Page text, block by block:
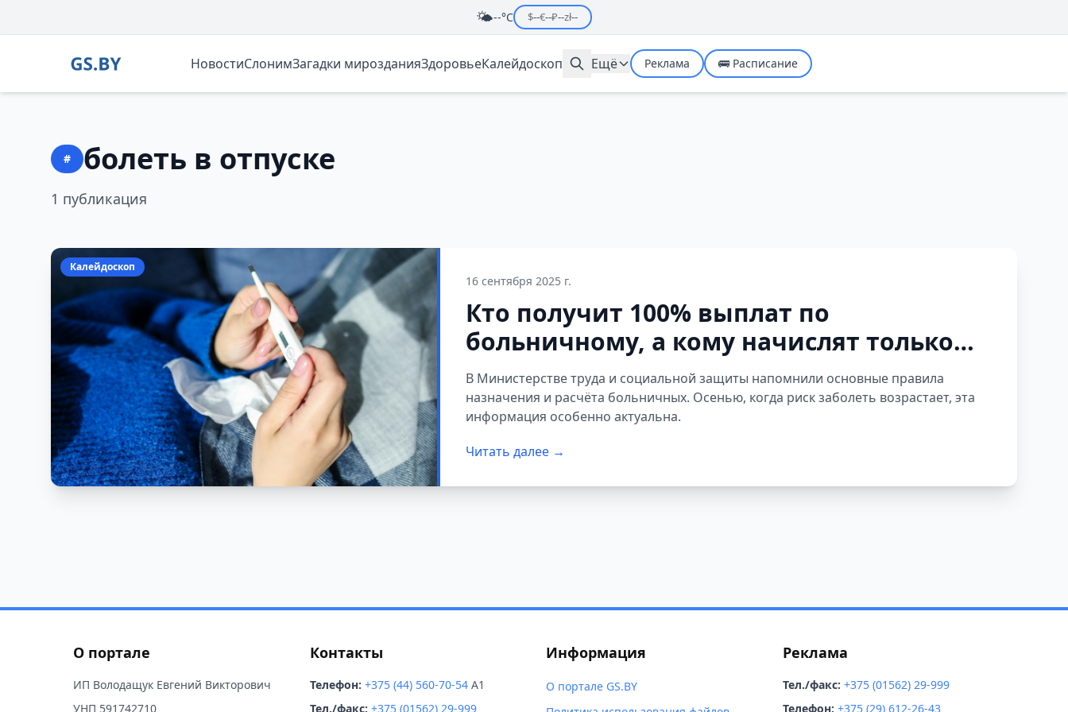
🌤️--°C $--€--₽--zł--
НовостиСлонимЗагадки мирозданияЗдоровьеКалейдоскоп Ещё Реклама 🚌 Расписание
# болеть в отпуске
1 публикация
Калейдоскоп
16 сентября 2025 г.
Кто получит 100% выплат по
больничному, а кому начислят только
80%
В Министерстве труда и социальной защиты напомнили основные правила
назначения и расчёта больничных. Осенью, когда риск заболеть возрастает, эта
информация особенно актуальна.
Читать далее →
О портале
ИП Володащук Евгений Викторович
УНП 591742710
Контакты
Телефон: +375 (44) 560-70-54A1
Тел./факс: +375 (01562) 29-999
Информация
О портале GS.BY
Реклама
Тел./факс: +375 (01562) 29-999
Телефон: +375 (29) 612-26-43